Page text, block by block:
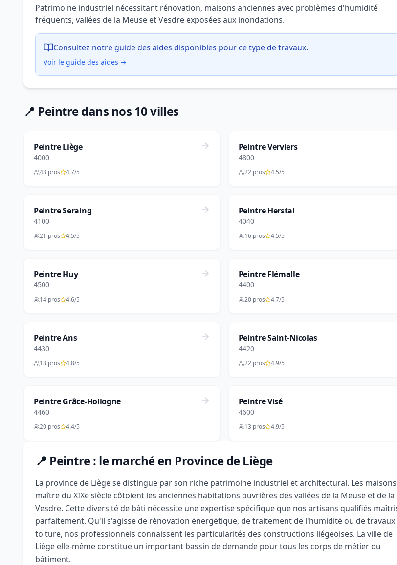
Patrimoine industriel nécessitant rénovation, maisons anciennes avec problèmes d'humidité
fréquents, vallées de la Meuse et Vesdre exposées aux inondations.
Consultez notre guide des aides disponibles pour ce type de travaux.
Voir le guide des aides →
📍 Peintre dans nos 10 villes
Peintre Liège
4000
48 pros 4.7/5
Peintre Verviers
4800
22 pros 4.5/5
Peintre Seraing
4100
21 pros 4.5/5
Peintre Herstal
4040
16 pros 4.5/5
Peintre Huy
4500
14 pros 4.6/5
Peintre Flémalle
4400
20 pros 4.7/5
Peintre Ans
4430
18 pros 4.8/5
Peintre Saint-Nicolas
4420
22 pros 4.9/5
Peintre Grâce-Hollogne
4460
20 pros 4.4/5
Peintre Visé
4600
13 pros 4.9/5
📍 Peintre : le marché en Province de Liège
La province de Liège se distingue par son riche patrimoine industriel et architectural. Les
maître du XIXe siècle côtoient les anciennes habitations ouvrières des vallées de la Meuse et de la
Vesdre. Cette diversité de bâti nécessite une expertise spécifique que nos artisans qualifiés
parfaitement. Qu'il s'agisse de rénovation énergétique, de traitement de l'humidité ou de travaux
toiture, nos professionnels connaissent les particularités des constructions liégeoises. La ville de
Liège elle-même constitue un important bassin de demande pour tous les corps de métier du
bâtiment.